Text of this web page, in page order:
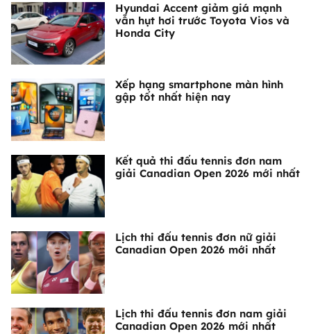
Hyundai Accent giảm giá mạnh
vẫn hụt hơi trước Toyota Vios và
Honda City
Xếp hạng smartphone màn hình
gập tốt nhất hiện nay
Kết quả thi đấu tennis đơn nam
giải Canadian Open 2026 mới nhất
Lịch thi đấu tennis đơn nữ giải
Canadian Open 2026 mới nhất
Lịch thi đấu tennis đơn nam giải
Canadian Open 2026 mới nhất